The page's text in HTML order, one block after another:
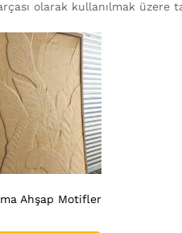
olarak kullanılmak üzere
Ahşap Motifler